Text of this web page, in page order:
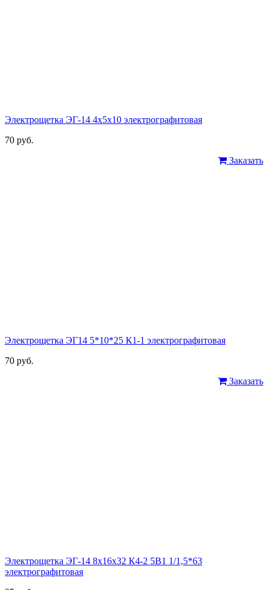
Электрощетка ЭГ-14 4х5х10 электрографитовая
70 руб.
Заказать
Электрощетка ЭГ14 5*10*25 К1-1 электрографитовая
70 руб.
Заказать
Электрощетка ЭГ-14 8х16х32 К4-2 5В1 1/1,5*63
электрографитовая